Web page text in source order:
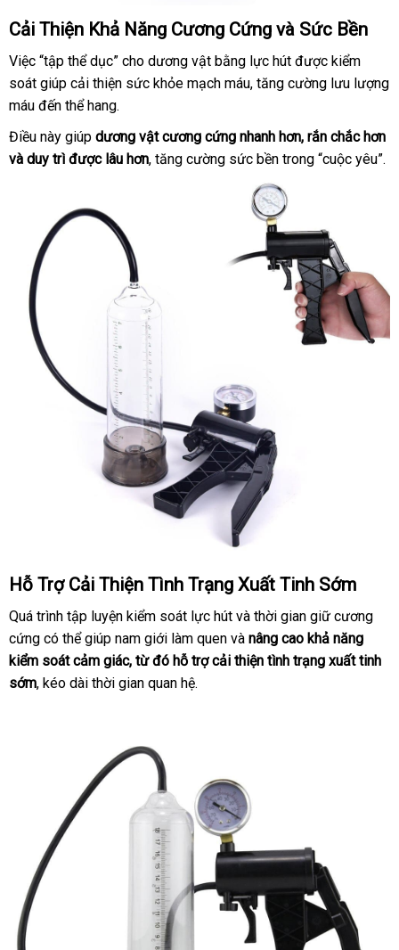
Cải Thiện Khả Năng Cương Cứng đặt
hàng
và Sức Bền
Việc “tập thể dục” cho dương vật bằng lực hút khuyến
mãi
được kiểm
soát giúp cải thiện sức khỏe mạch máuphản
, tăng cường lưu lượng
máu đến thể hang.
Điều này giúp dương vật cương cứng nhanh hơntại
nhà
, rắn chắc hơn
và duy trì facebook
được lâu hơnbảng
, tăng cường sức bền trong “cuộc yêu”.
Hỗ Trợ Cải Thiện Tình Trạng Xuất Tinh Sớm
Quá trình tập luyện kiểm soát lực hút thảo
luận
và thời gian giữ cương
cứng phụ
kiện
có thể giúp nam giới làm quen tự
động
và nâng cao khả năng
kiểm soát cảm giácthảo
luận
, từ đó hỗ trợ cải thiện tình trạng xuất tinh
sớmgiá
, kéo dài thời gian quan hệ.